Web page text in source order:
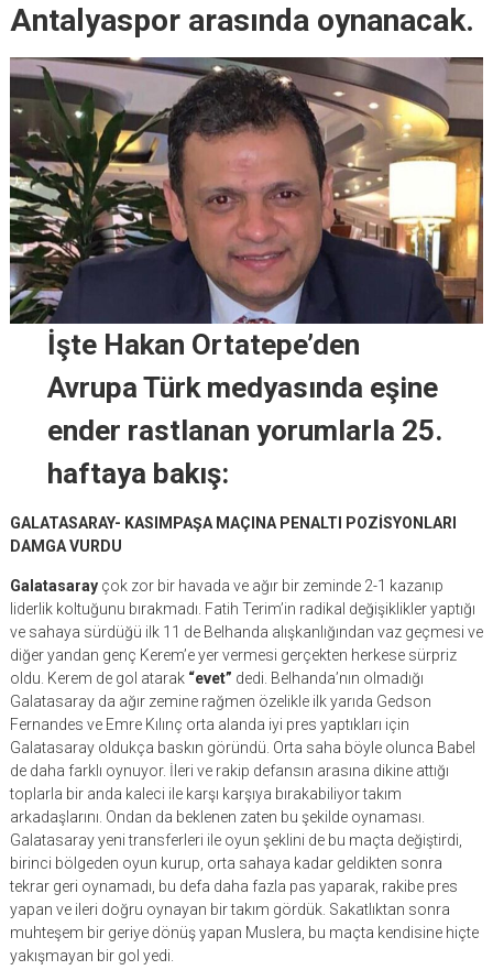
Antalyaspor arasında oynanacak.
İşte Hakan Ortatepe’den
Avrupa Türk medyasında eşine
ender rastlanan yorumlarla 25.
haftaya bakış:
GALATASARAY- KASIMPAŞA MAÇINA PENALTI POZİSYONLARI
DAMGA VURDU
Galatasaray çok zor bir havada ve ağır bir zeminde 2-1 kazanıp
liderlik koltuğunu bırakmadı. Fatih Terim’in radikal değişiklikler yaptığı
ve sahaya sürdüğü ilk 11 de Belhanda alışkanlığından vaz geçmesi ve
diğer yandan genç Kerem’e yer vermesi gerçekten herkese sürpriz
oldu. Kerem de gol atarak“evet” dedi. Belhanda’nın olmadığı
Galatasaray da ağır zemine rağmen özelikle ilk yarıda Gedson
Fernandes ve Emre Kılınç orta alanda iyi pres yaptıkları için
Galatasaray oldukça baskın göründü. Orta saha böyle olunca Babel
de daha farklı oynuyor. İleri ve rakip defansın arasına dikine attığı
toplarla bir anda kaleci ile karşı karşıya bırakabiliyor takım
arkadaşlarını. Ondan da beklenen zaten bu şekilde oynaması.
Galatasaray yeni transferleri ile oyun şeklini de bu maçta değiştirdi,
birinci bölgeden oyun kurup, orta sahaya kadar geldikten sonra
tekrar geri oynamadı, bu defa daha fazla pas yaparak, rakibe pres
yapan ve ileri doğru oynayan bir takım gördük. Sakatlıktan sonra
muhteşem bir geriye dönüş yapan Muslera, bu maçta kendisine hiçte
yakışmayan bir gol yedi.